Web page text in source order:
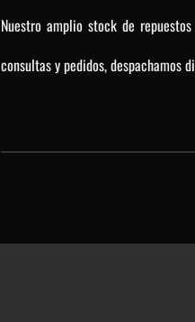
Nuestro amplio stock de
consultas y pedidos, despachamos